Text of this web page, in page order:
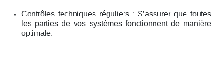
Contrôles techniques réguliers : S’assurer que toutes
les parties de vos systèmes fonctionnent de manière
optimale.